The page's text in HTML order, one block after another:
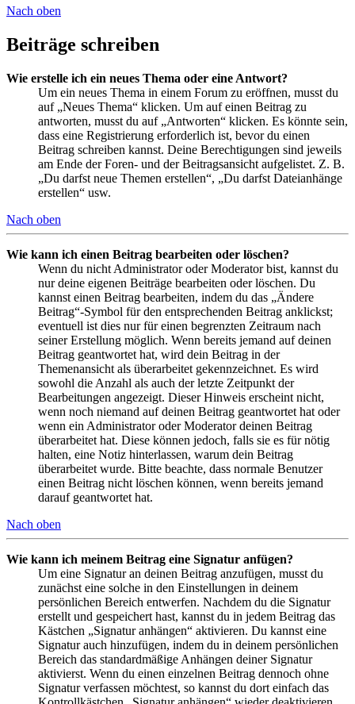
Nach oben
Beiträge schreiben
Wie erstelle ich ein neues Thema oder eine Antwort?
Um ein neues Thema in einem Forum zu eröffnen, musst du
auf „Neues Thema“ klicken. Um auf einen Beitrag zu
antworten, musst du auf „Antworten“ klicken. Es könnte sein,
dass eine Registrierung erforderlich ist, bevor du einen
Beitrag schreiben kannst. Deine Berechtigungen sind jeweils
am Ende der Foren- und der Beitragsansicht aufgelistet. Z. B.
„Du darfst neue Themen erstellen“, „Du darfst Dateianhänge
erstellen“ usw.
Nach oben
Wie kann ich einen Beitrag bearbeiten oder löschen?
Wenn du nicht Administrator oder Moderator bist, kannst du
nur deine eigenen Beiträge bearbeiten oder löschen. Du
kannst einen Beitrag bearbeiten, indem du das „Ändere
Beitrag“-Symbol für den entsprechenden Beitrag anklickst;
eventuell ist dies nur für einen begrenzten Zeitraum nach
seiner Erstellung möglich. Wenn bereits jemand auf deinen
Beitrag geantwortet hat, wird dein Beitrag in der
Themenansicht als überarbeitet gekennzeichnet. Es wird
sowohl die Anzahl als auch der letzte Zeitpunkt der
Bearbeitungen angezeigt. Dieser Hinweis erscheint nicht,
wenn noch niemand auf deinen Beitrag geantwortet hat oder
wenn ein Administrator oder Moderator deinen Beitrag
überarbeitet hat. Diese können jedoch, falls sie es für nötig
halten, eine Notiz hinterlassen, warum dein Beitrag
überarbeitet wurde. Bitte beachte, dass normale Benutzer
einen Beitrag nicht löschen können, wenn bereits jemand
darauf geantwortet hat.
Nach oben
Wie kann ich meinem Beitrag eine Signatur anfügen?
Um eine Signatur an deinen Beitrag anzufügen, musst du
zunächst eine solche in den Einstellungen in deinem
persönlichen Bereich entwerfen. Nachdem du die Signatur
erstellt und gespeichert hast, kannst du in jedem Beitrag das
Kästchen „Signatur anhängen“ aktivieren. Du kannst eine
Signatur auch hinzufügen, indem du in deinem persönlichen
Bereich das standardmäßige Anhängen deiner Signatur
aktivierst. Wenn du einen einzelnen Beitrag dennoch ohne
Signatur verfassen möchtest, so kannst du dort einfach das